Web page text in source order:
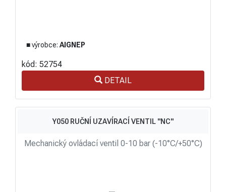
■ výrobce:AIGNEP
kód: 52754
DETAIL
Y050 RUČNÍ UZAVÍRACÍ VENTIL "NC"
Mechanický ovládací ventil 0-10 bar (-10°C/+50°C)